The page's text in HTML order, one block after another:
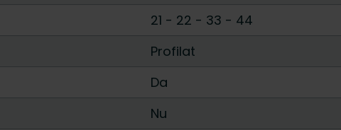
21 - 22 - 33 - 44
Profilat
Da
Nu